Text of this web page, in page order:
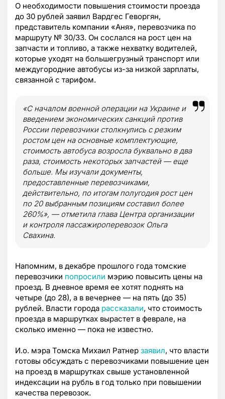
О необходимости повышения стоимости проезда
до 30 рублей заявил Вардгес Геворгян,
представитель компании «Аня», перевозчика по
маршруту № 30/33. Он сослался на рост цен на
запчасти и топливо, а также нехватку водителей,
которые уходят на большегрузный транспорт или
междугородние автобусы из-за низкой зарплаты,
связанной с тарифом.
«С началом военной операции на Украине и
введением экономических санкций против
России перевозчики столкнулись с резким
ростом цен на основные комплектующие,
стоимость автобуса возросла буквально в два
раза, стоимость некоторых запчастей — еще
больше. Мы изучали документы,
предоставленные перевозчиками,
действительно, по итогам полугодия рост цен
по 20 выбранным позициям составил более
260%», — отметила глава Центра организации
и контроля пассажироперевозок Ольга
Свахина.
Напомним, в декабре прошлого года томские
перевозчики попросили мэрию повысить цены на
проезд. В дневное время ее хотят поднять на
четыре (до 28), а в вечернее — на пять (до 35)
рублей. Власти города рассказали, что стоимость
проезда в маршрутках вырастет в феврале, на
сколько именно — пока не известно.
И.о. мэра Томска Михаил Ратнер заявил, что власти
готовы обсуждать с перевозчиками повышение цен
на проезд в маршрутках свыше установленной
индексации на рубль в год только при повышении
качества перевозок.